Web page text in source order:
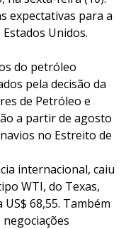
expectativas para a
Unidos.
do petróleo
pela decisão da
de Petróleo e
a partir de agosto
no Estreito de
internacional, caiu
WTI, do Texas,
68,55. Também